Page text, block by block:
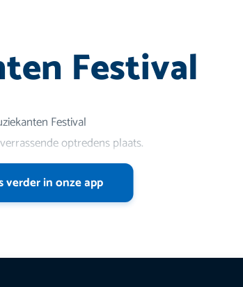
Festival
Festival
optredens plaats.
verder in onze app